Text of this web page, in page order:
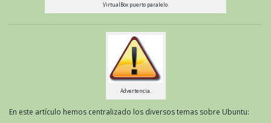
VirtualBox puerto paralelo.
Advertencia.
En este artículo hemos centralizado los diversos temas sobre Ubuntu: